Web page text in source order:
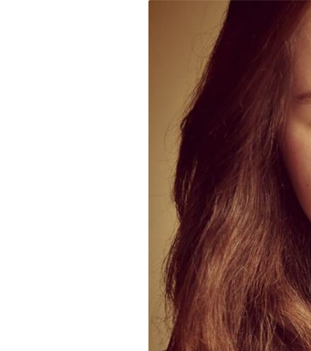
Kliknij, aby powiększyć